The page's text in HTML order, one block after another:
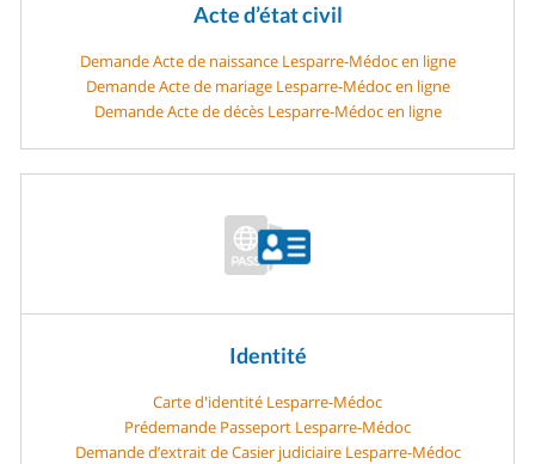
Acte d’état civil
Demande Acte de naissance Lesparre-Médoc en ligne
Demande Acte de mariage Lesparre-Médoc en ligne
Demande Acte de décès Lesparre-Médoc en ligne
Identité
Carte d'identité Lesparre-Médoc
Prédemande Passeport Lesparre-Médoc
Demande d’extrait de Casier judiciaire Lesparre-Médoc